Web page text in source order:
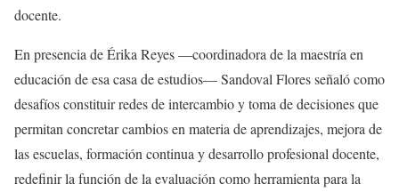
docente.
En presencia de Érika Reyes —coordinadora de la maestría en
educación de esa casa de estudios— Sandoval Flores señaló como
desafíos constituir redes de intercambio y toma de decisiones que
permitan concretar cambios en materia de aprendizajes, mejora de
las escuelas, formación continua y desarrollo profesional docente,
redefinir la función de la evaluación como herramienta para la